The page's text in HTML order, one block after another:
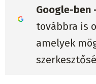
Google-ben
továbbra is
amelyek